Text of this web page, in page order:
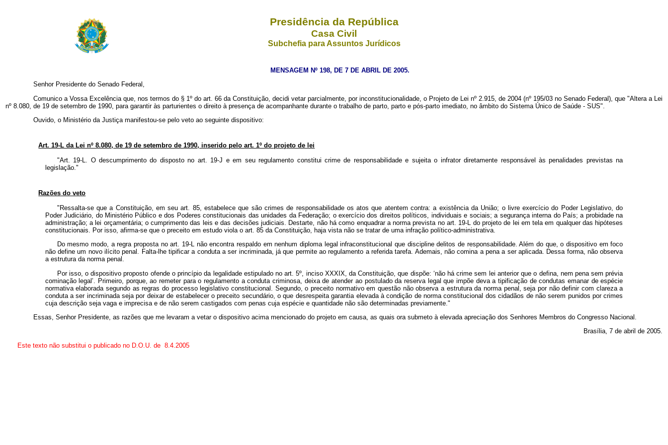
Presidência da República
Casa Civil
Subchefia para Assuntos Jurídicos
MENSAGEM Nº 198, DE 7 DE ABRIL DE 2005.
Senhor Presidente do Senado Federal,
Comunico a Vossa Excelência que, nos termos do § 1º do art. 66 da Constituição, decidi vetar parcialmente, por inconstitucionalidade, o Projeto de Lei nº 2.915, de 2004 (nº 195/03 no Senado Federal), que "Altera a Lei
nº 8.080, de 19 de setembro de 1990, para garantir às parturientes o direito à presença de acompanhante durante o trabalho de parto, parto e pós-parto imediato, no âmbito do Sistema Único de Saúde - SUS".
Ouvido, o Ministério da Justiça manifestou-se pelo veto ao seguinte dispositivo:
Art. 19-L da Lei nº 8.080, de 19 de setembro de 1990, inserido pelo art. 1º do projeto de lei
"Art. 19-L. O descumprimento do disposto no art. 19-J e em seu regulamento constitui crime de responsabilidade e sujeita o infrator diretamente responsável às penalidades previstas na
legislação."
Razões do veto
"Ressalta-se que a Constituição, em seu art. 85, estabelece que são crimes de responsabilidade os atos que atentem contra: a existência da União; o livre exercício do Poder Legislativo, do
Poder Judiciário, do Ministério Público e dos Poderes constitucionais das unidades da Federação; o exercício dos direitos políticos, individuais e sociais; a segurança interna do País; a probidade na
administração; a lei orçamentária; o cumprimento das leis e das decisões judiciais. Destarte, não há como enquadrar a norma prevista no art. 19-L do projeto de lei em tela em qualquer das hipóteses
constitucionais. Por isso, afirma-se que o preceito em estudo viola o art. 85 da Constituição, haja vista não se tratar de uma infração político-administrativa.
Do mesmo modo, a regra proposta no art. 19-L não encontra respaldo em nenhum diploma legal infraconstitucional que discipline delitos de responsabilidade. Além do que, o dispositivo em foco
não define um novo ilícito penal. Falta-lhe tipificar a conduta a ser incriminada, já que permite ao regulamento a referida tarefa. Ademais, não comina a pena a ser aplicada. Dessa forma, não observa
a estrutura da norma penal.
Por isso, o dispositivo proposto ofende o princípio da legalidade estipulado no art. 5º, inciso XXXIX, da Constituição, que dispõe: ‘não há crime sem lei anterior que o defina, nem pena sem prévia
cominação legal’. Primeiro, porque, ao remeter para o regulamento a conduta criminosa, deixa de atender ao postulado da reserva legal que impõe deva a tipificação de condutas emanar de espécie
normativa elaborada segundo as regras do processo legislativo constitucional. Segundo, o preceito normativo em questão não observa a estrutura da norma penal, seja por não definir com clareza a
conduta a ser incriminada seja por deixar de estabelecer o preceito secundário, o que desrespeita garantia elevada à condição de norma constitucional dos cidadãos de não serem punidos por crimes
cuja descrição seja vaga e imprecisa e de não serem castigados com penas cuja espécie e quantidade não são determinadas previamente."
Essas, Senhor Presidente, as razões que me levaram a vetar o dispositivo acima mencionado do projeto em causa, as quais ora submeto à elevada apreciação dos Senhores Membros do Congresso Nacional.
Brasília, 7 de abril de 2005.
Este texto não substitui o publicado no D.O.U. de 8.4.2005